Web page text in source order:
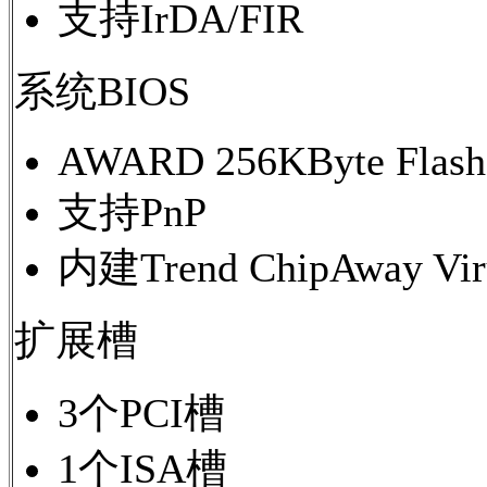
支持IrDA/FIR
系统BIOS
AWARD 256KByte
支持PnP
内建Trend ChipAway
扩展槽
3个PCI槽
1个ISA槽